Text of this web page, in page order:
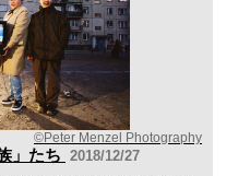
©Peter Menzel Photography
」たち 2018/12/27